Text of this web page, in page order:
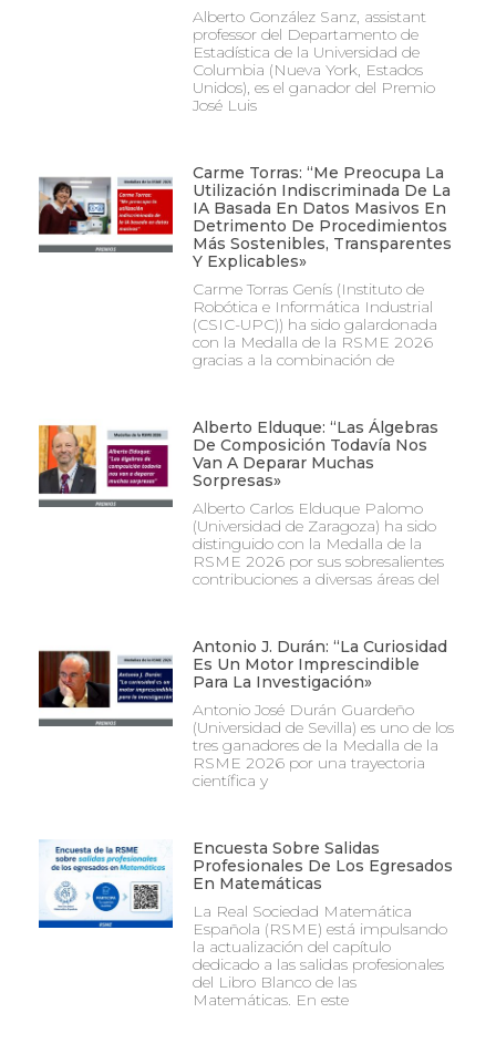
Alberto González Sanz, assistant
professor del Departamento de
Estadística de la Universidad de
Columbia (Nueva York, Estados
Unidos), es el ganador del Premio
José Luis
Carme Torras: “Me Preocupa La
Utilización Indiscriminada De La
IA Basada En Datos Masivos En
Detrimento De Procedimientos
Más Sostenibles, Transparentes
Y Explicables»
Carme Torras Genís (Instituto de
Robótica e Informática Industrial
(CSIC-UPC)) ha sido galardonada
con la Medalla de la RSME 2026
gracias a la combinación de
Alberto Elduque: “Las Álgebras
De Composición Todavía Nos
Van A Deparar Muchas
Sorpresas»
Alberto Carlos Elduque Palomo
(Universidad de Zaragoza) ha sido
distinguido con la Medalla de la
RSME 2026 por sus sobresalientes
contribuciones a diversas áreas del
Antonio J. Durán: “La Curiosidad
Es Un Motor Imprescindible
Para La Investigación»
Antonio José Durán Guardeño
(Universidad de Sevilla) es uno de los
tres ganadores de la Medalla de la
RSME 2026 por una trayectoria
científica y
Encuesta Sobre Salidas
Profesionales De Los Egresados
En Matemáticas
La Real Sociedad Matemática
Española (RSME) está impulsando
la actualización del capítulo
dedicado a las salidas profesionales
del Libro Blanco de las
Matemáticas. En este